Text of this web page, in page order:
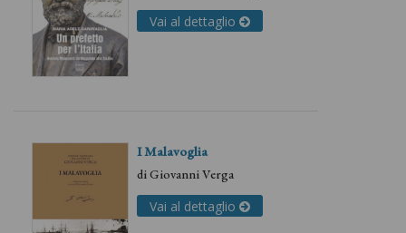
Vai al dettaglio
I Malavoglia
diGiovanni Verga
Vai al dettaglio